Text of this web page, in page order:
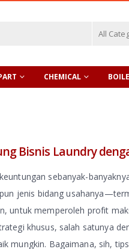
All
CHEMICAL
Bisnis Laundry
sebanyak-
jenis bidang
untuk memperoleh profit
khusus, salah satunya
mungkin. Bagaimana, sih,